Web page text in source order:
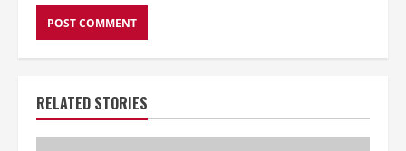
RELATED STORIES